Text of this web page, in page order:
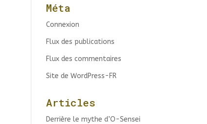
Méta
Connexion
Flux des publications
Flux des commentaires
Site de WordPress-FR
Articles
Derrière le mythe d’O-Sensei